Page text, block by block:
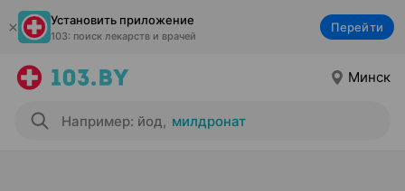
Установить приложение
103: поиск лекарств и врачей
Перейти
Минск
Например: йод, милдронат